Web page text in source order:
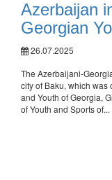
Azerbaijan
Georgian
26.07.2025
The Azerbaijani-
city of Baku, which was
and Youth of Georgia,
of Youth and Sports of...